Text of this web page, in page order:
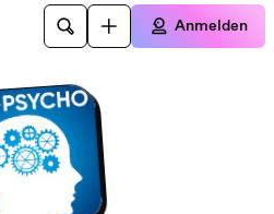
Anmelden